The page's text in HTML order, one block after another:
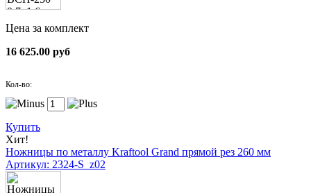
Цена за комплект
16 625.00 руб
Кол-во:
Купить
Хит!
Ножницы по металлу Kraftool Grand прямой рез 260 мм
Артикул: 2324-S_z02